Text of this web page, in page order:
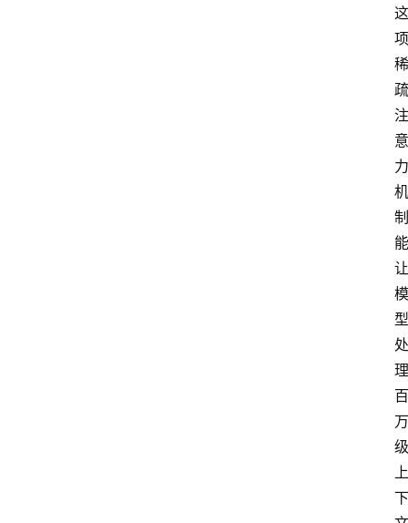
这
项
稀
疏
注
意
力
机
制
能
让
模
型
处
理
百
万
级
上
下